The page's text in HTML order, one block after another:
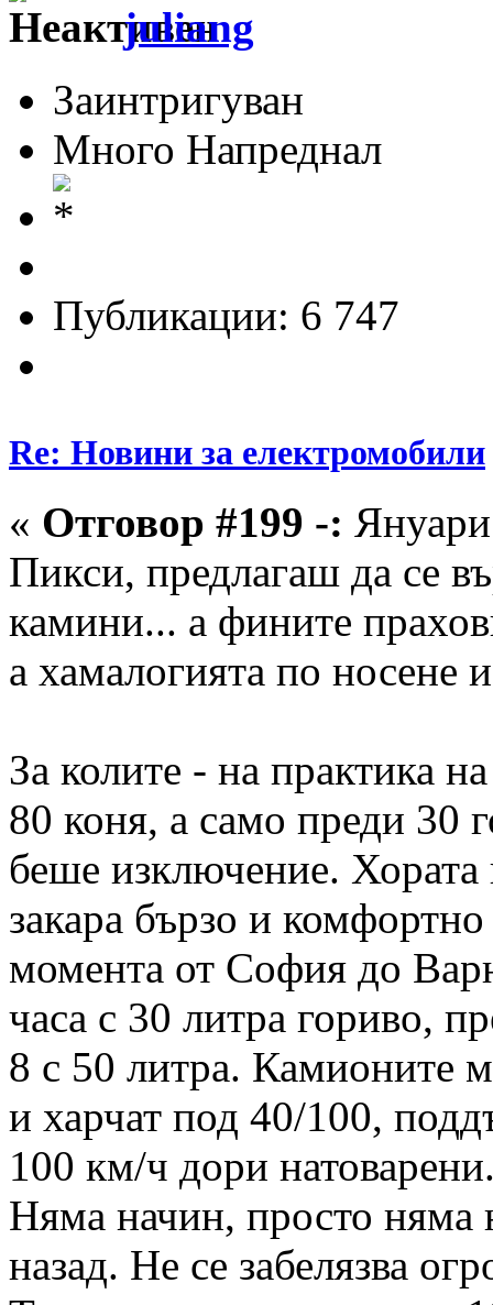
juliang
Заинтригуван
Много Напреднал
Публикации: 6 747
Re: Новини за електромобили
« Отговор #199 -:
Пикси, предлагаш да се
камини... а фините
а хамалогията по носене
За колите - на практика
80 коня, а само преди 30
беше изключение. Хората
закара бързо и
момента от София до
часа с 30 литра гориво,
8 с 50 литра. Камионите
и харчат под 40/100,
100 км/ч дори
Няма начин, просто няма
назад. Не се забелязва